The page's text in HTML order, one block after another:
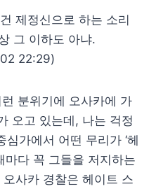
제정신으로 하는 소리
그 이하도 아냐.
22:29)
분위기에 오사카에 가
오고 있는데, 나는 걱정
가에서 어떤 무리가 ‘헤
마다 꼭 그들을 저지하는
사카 경찰은 헤이트 스